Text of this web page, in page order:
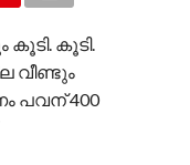
കൂടി.
വീണ്ടും
പവന് 400